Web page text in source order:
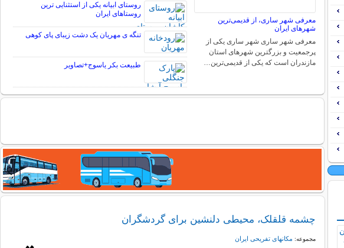
معرفی شهر ساری، از قدیمی‌ترین
شهرهای ایران
معرفی شهر ساری شهر ساری یکی از
پرجمعیت و بزرگترین شهرهای استان
مازندران است که یکی از قدیمی‌ترین…
روستای ابیانه یکی از استثنایی ‏ترین
روستاهای ایران
تنگه ی مهریان یک دشت زیبای پای کوهی
طبیعت بکر یاسوج+تصاویر
چشمه قلقلک، محیطی دلنشین برای گردشگران
مجموعه: مکانهای تفریحی ايران